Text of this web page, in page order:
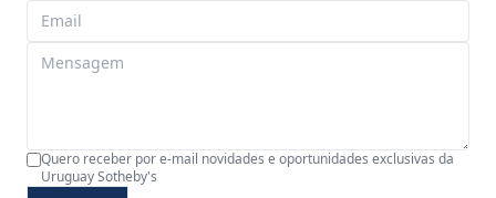
Quero receber por e-mail novidades e oportunidades exclusivas da
Uruguay Sotheby's